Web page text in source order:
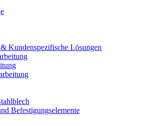
Kundenspezifische Lösungen
Befestigungselemente